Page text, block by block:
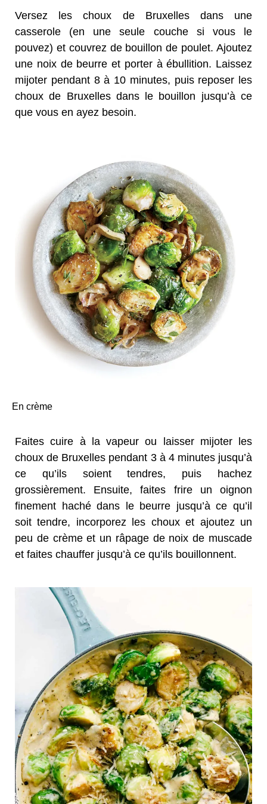
Versez les choux de Bruxelles dans une
casserole (en une seule couche si vous le
pouvez) et couvrez de bouillon de poulet. Ajoutez
une noix de beurre et porter à ébullition. Laissez
mijoter pendant 8 à 10 minutes, puis reposer les
choux de Bruxelles dans le bouillon jusqu’à ce
que vous en ayez besoin.
En crème
Faites cuire à la vapeur ou laisser mijoter les
choux de Bruxelles pendant 3 à 4 minutes jusqu’à
ce qu’ils soient tendres, puis hachez
grossièrement. Ensuite, faites frire un oignon
finement haché dans le beurre jusqu’à ce qu’il
soit tendre, incorporez les choux et ajoutez un
peu de crème et un râpage de noix de muscade
et faites chauffer jusqu’à ce qu’ils bouillonnent.